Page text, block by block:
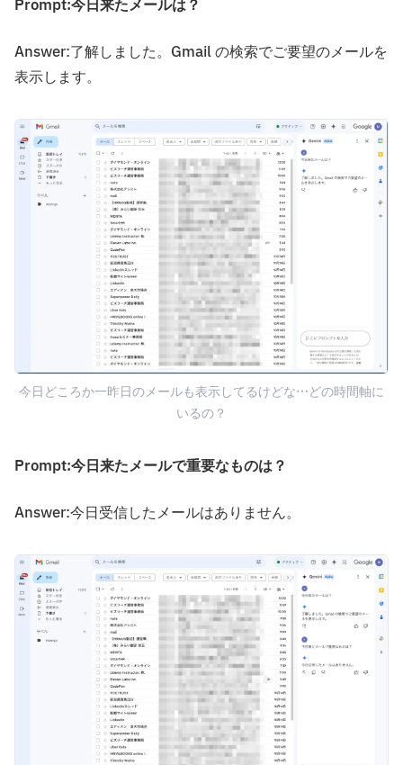
Prompt:今日来たメールは？
Answer:了解しました。Gmail の検索でご要望のメールを
表示します。
今日どころか一昨日のメールも表示してるけどな…どの時間軸に
いるの？
Prompt:今日来たメールで重要なものは？
Answer:今日受信したメールはありません。